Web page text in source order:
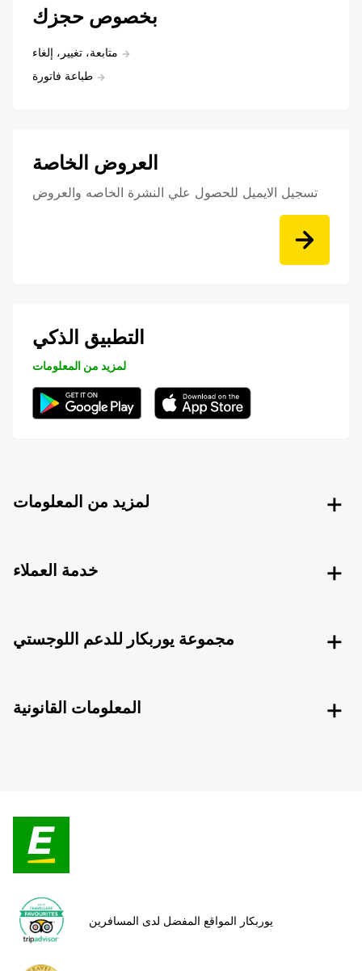
بخصوص حجزك
متابعة، تغيير، إلغاء
طباعة فاتورة
العروض الخاصة
تسجيل الايميل للحصول علي النشرة الخاصه والعروض
التطبيق الذكي
لمزيد من المعلومات
لمزيد من المعلومات
خدمة العملاء
مجموعة يوربكار للدعم اللوجستي
المعلومات القانونية
يوربكار المواقع المفضل لدى المسافرين